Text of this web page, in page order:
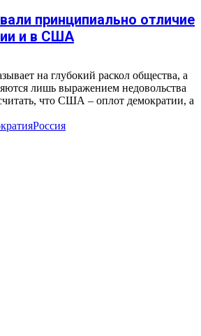
принципиально отличие
и в США
на глубокий раскол общества, а
лишь выражением недовольства
что США – оплот демократии, а
Россия